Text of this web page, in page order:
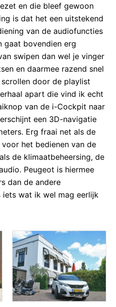
en die bleef gewoon
is dat het een uitstekend
van de audiofuncties
gaat bovendien erg
swipen dan wel je vinger
en daarmee razend snel
door de playlist
apart die vind ik echt
van de i-Cockpit naar
een 3D-navigatie
Erg fraai net als de
het bedienen van de
de klimaatbeheersing, de
Peugeot is hiermee
dan de andere
wat ik wel mag eerlijk